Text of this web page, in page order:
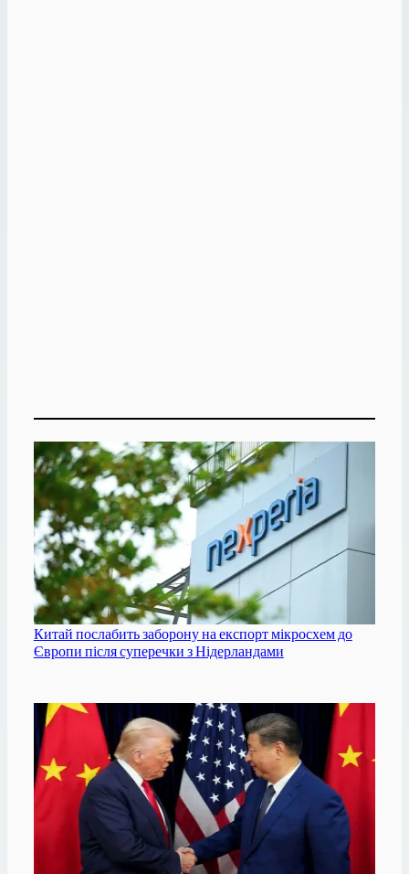
Китай послабить заборону на експорт мікросхем до
Європи після суперечки з Нідерландами